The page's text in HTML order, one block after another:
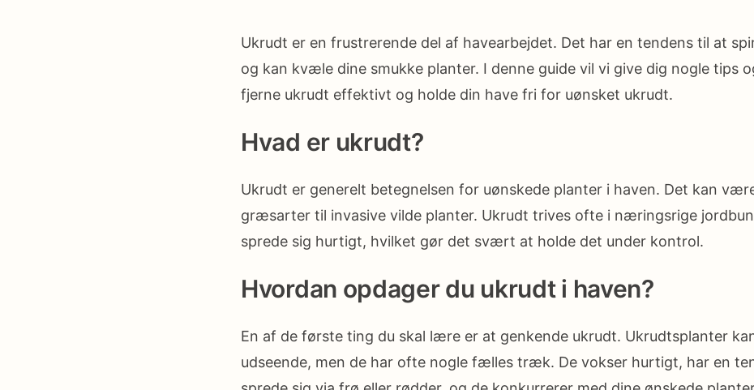
Ukrudt er en frustrerende del af havearbejdet. Det har en tendens til at
og kan kvæle dine smukke planter. I denne guide vil vi give dig nogle tips
fjerne ukrudt effektivt og holde din have fri for uønsket ukrudt.
Hvad er ukrudt?
Ukrudt er generelt betegnelsen for uønskede planter i haven. Det kan
græsarter til invasive vilde planter. Ukrudt trives ofte i næringsrige
sprede sig hurtigt, hvilket gør det svært at holde det under kontrol.
Hvordan opdager du ukrudt i haven?
En af de første ting du skal lære er at genkende ukrudt. Ukrudtsplanter
udseende, men de har ofte nogle fælles træk. De vokser hurtigt, har en